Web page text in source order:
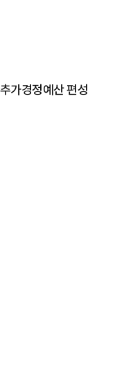
가경정예산 편성